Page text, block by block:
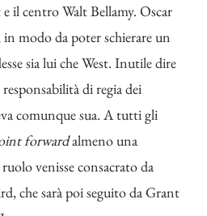
il centro Walt Bellamy. Oscar
modo da poter schierare un
sia lui che West. Inutile dire
di regia dei
comunque sua. A tutti gli
forwardalmeno una
venisse consacrato da
che sarà poi seguito da Grant